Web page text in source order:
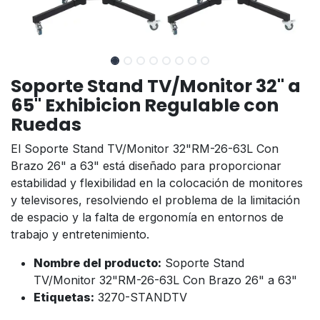
Soporte Stand TV/Monitor 32" a
65" Exhibicion Regulable con
Ruedas
El Soporte Stand TV/Monitor 32"RM-26-63L Con
Brazo 26" a 63" está diseñado para proporcionar
estabilidad y flexibilidad en la colocación de monitores
y televisores, resolviendo el problema de la limitación
de espacio y la falta de ergonomía en entornos de
trabajo y entretenimiento.
Nombre del producto: Soporte Stand
TV/Monitor 32"RM-26-63L Con Brazo 26" a 63"
Etiquetas: 3270-STANDTV